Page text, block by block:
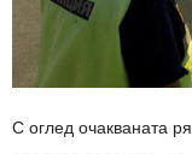
С оглед очакваната